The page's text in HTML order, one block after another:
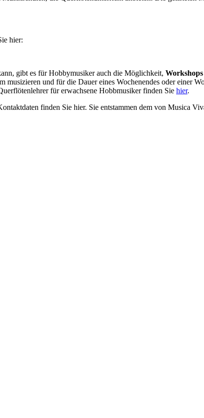
hier:
gibt es für Hobbymusiker auch die Möglichkeit, Workshops
und für die Dauer eines Wochenendes oder einer
für erwachsene Hobbmusiker finden Sie hier.
finden Sie hier. Sie entstammen dem von Musica